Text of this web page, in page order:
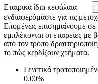
Εταιρικά ίδια κεφάλαια
ενδιαφερόμαστε για τις
Επομένως επισημαίνουμε σε
εμπλέκονται οι εταιρείες με
από τον τρόπο
το πώς κερδίζουν χρήματα.
Γενετικά
0.00%